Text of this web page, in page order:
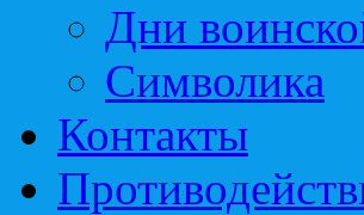
Дни
Символика
Контакты